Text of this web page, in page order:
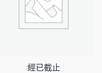
經已截止